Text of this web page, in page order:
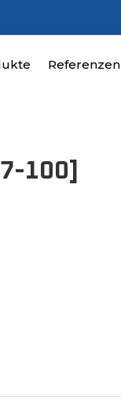
Referenzen
100]